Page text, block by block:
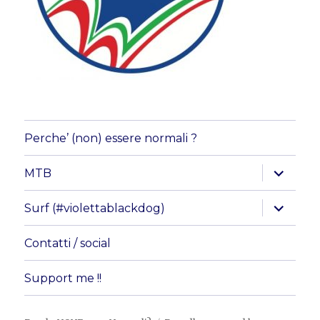
Perche’ (non) essere normali ?
MTB
apri
i
menu
child
Surf (#violettablackdog)
apri
i
menu
Contatti / social
Support me !!